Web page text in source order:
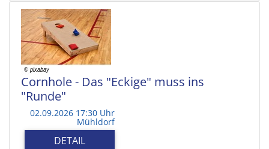
Cornhole - Das "Eckige" muss ins
"Runde"
02.09.2026 17:30 Uhr
Mühldorf
DETAIL